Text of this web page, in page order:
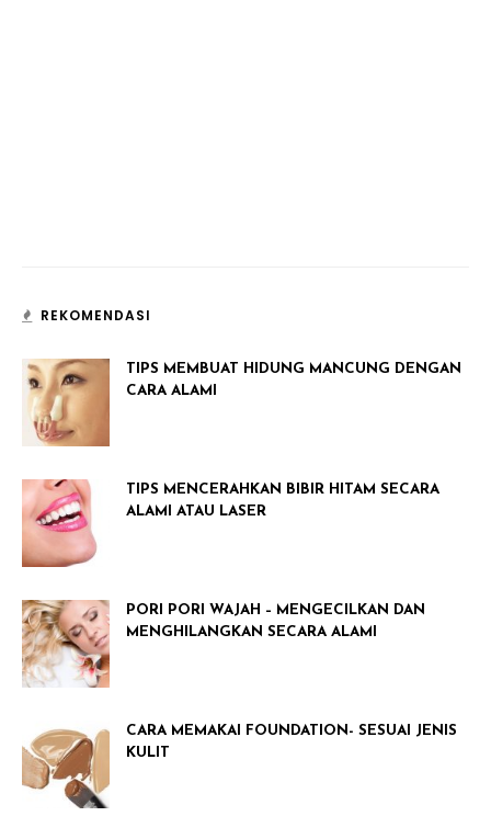
REKOMENDASI
TIPS MEMBUAT HIDUNG MANCUNG DENGAN
CARA ALAMI
TIPS MENCERAHKAN BIBIR HITAM SECARA
ALAMI ATAU LASER
PORI PORI WAJAH – MENGECILKAN DAN
MENGHILANGKAN SECARA ALAMI
CARA MEMAKAI FOUNDATION- SESUAI JENIS
KULIT